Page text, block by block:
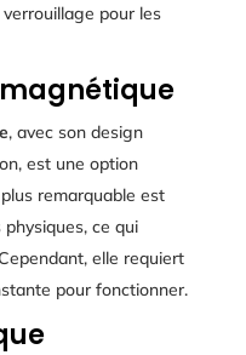
pour les
magnétique
, avec son design
est une option
remarquable est
physiques, ce qui
elle requiert
pour fonctionner.